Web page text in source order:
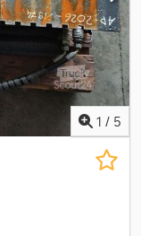
1 / 5